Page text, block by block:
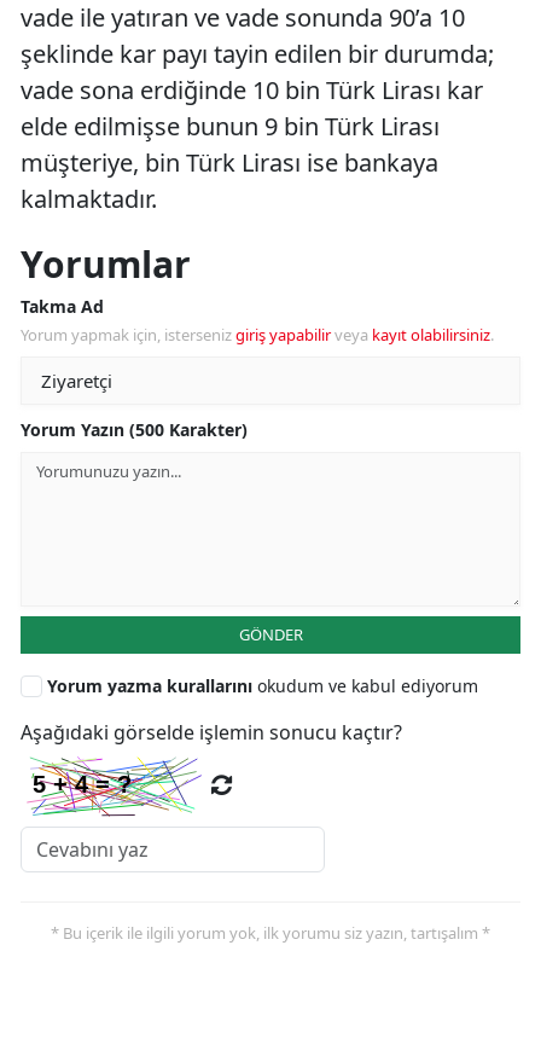
vade ile yatıran ve vade sonunda 90’a 10
şeklinde kar payı tayin edilen bir durumda;
vade sona erdiğinde 10 bin Türk Lirası kar
elde edilmişse bunun 9 bin Türk Lirası
müşteriye, bin Türk Lirası ise bankaya
kalmaktadır.
Yorumlar
Takma Ad
Yorum yapmak için, istersenizgiriş yapabilirveya kayıt olabilirsiniz.
Yorum Yazın (500 Karakter)
GÖNDER
Yorum yazma kurallarını okudum ve kabul ediyorum
Aşağıdaki görselde işlemin sonucu kaçtır?
* Bu içerik ile ilgili yorum yok, ilk yorumu siz yazın, tartışalım *